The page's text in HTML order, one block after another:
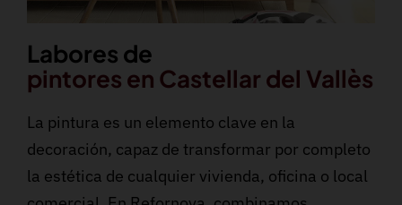
Labores de
pintores en Castellar del Vallès
La pintura es un elemento clave en la
decoración, capaz de transformar por completo
la estética de cualquier vivienda, oficina o local